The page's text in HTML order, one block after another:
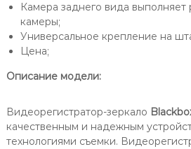
Камера заднего вида выполняет
камеры;
Универсальное крепление на
Цена;
Описание модели:
Видеорегистратор-зеркало
качественным и надежным
технологиями съемки.